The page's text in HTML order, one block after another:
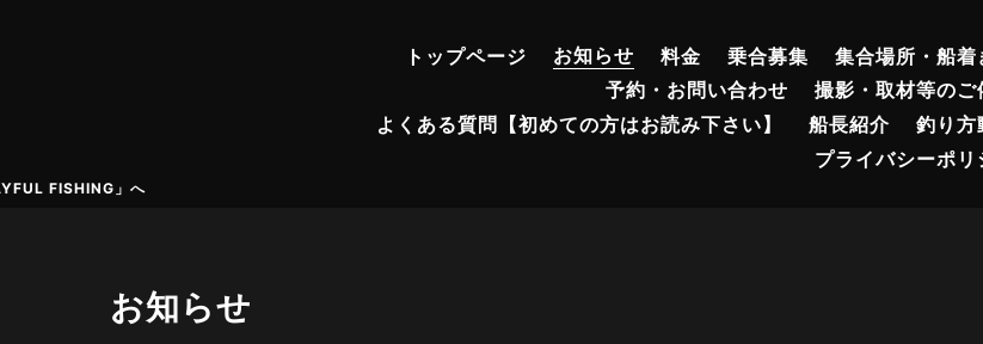
FISHING」へ
トップページ お知らせ 料金 乗合募集
集合場所・船着
予約・お問い合わせ
撮影・取材等のご
よくある質問【初めての方はお読み下さい】
船長紹介
釣り方
プライバシーポリ
お知らせ